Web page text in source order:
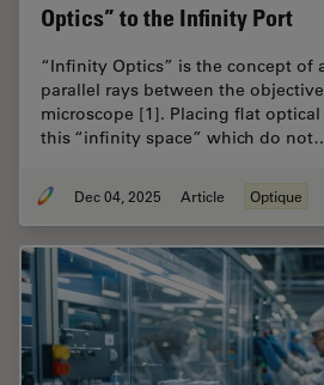
Optics” to the Infinity Port
“Infinity Optics” is the concept of
parallel rays between the
microscope [1]. Placing flat
this “infinity space” which do
Dec 04, 2025 Article Optique